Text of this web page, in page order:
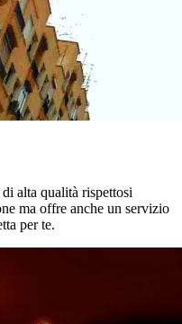
alta qualità rispettosi
ma offre anche un servizio
per te.